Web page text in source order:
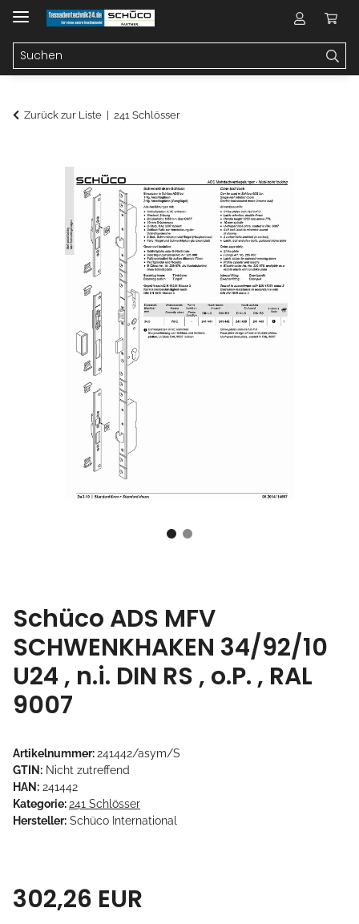
Zurück zur Liste 241 Schlösser
Schüco ADS MFV
SCHWENKHAKEN 34/92/10
U24 , n.i. DIN RS , o.P. , RAL
9007
Artikelnummer:241442/asym/S
GTIN: Nicht zutreffend
HAN: 241442
Kategorie:241 Schlösser
Hersteller: Schüco International
302,26 EUR